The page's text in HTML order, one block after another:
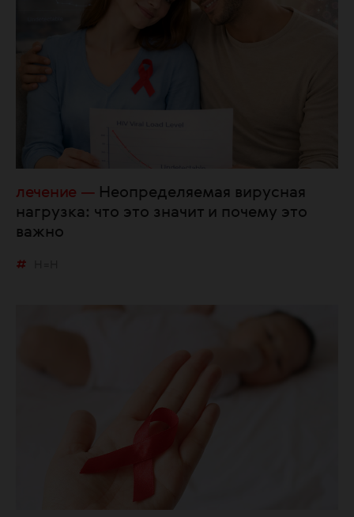
лечение
Неопределяемая вирусная
нагрузка: что это значит и почему это
важно